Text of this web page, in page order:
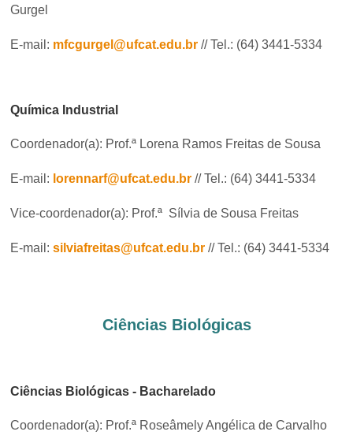
Gurgel
E-mail: mfcgurgel@ufcat.edu.br // Tel.: (64) 3441-5334
Química Industrial
Coordenador(a): Prof.ª Lorena Ramos Freitas de Sousa
E-mail: lorennarf@ufcat.edu.br // Tel.: (64) 3441-5334
Vice-coordenador(a): Prof.ª Sílvia de Sousa Freitas
E-mail: silviafreitas@ufcat.edu.br // Tel.: (64) 3441-5334
Ciências Biológicas
Ciências Biológicas - Bacharelado
Coordenador(a): Prof.ª Roseâmely Angélica de Carvalho